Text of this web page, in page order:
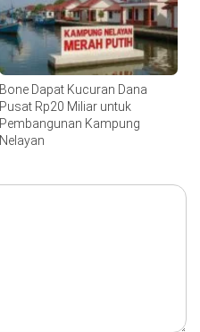
Bone Dapat Kucuran Dana
Pusat Rp20 Miliar untuk
Pembangunan Kampung
Nelayan